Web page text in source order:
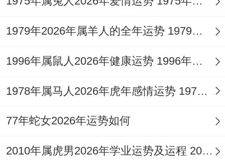
的重要年份，属鸡女性往往为家庭、为他人
2026年的天象提示你们，唯有内心充盈，才
能给予他人健康而无负担的爱，培养一项能
行详细的精神交流，都是极佳的情感充电方
1979年2026年属羊人的全年运势 1979年属羊女在202年运势如何
1996年属鼠人2026年健康运势 1996年属鼠人一生命运如何
1978年属马人2026年虎年感情运势 1978年属马人2026年运势及运程
77年蛇女2026年运势如何
2010年属虎男2026年学业运势及运程 2010年属虎男孩起名用鸿